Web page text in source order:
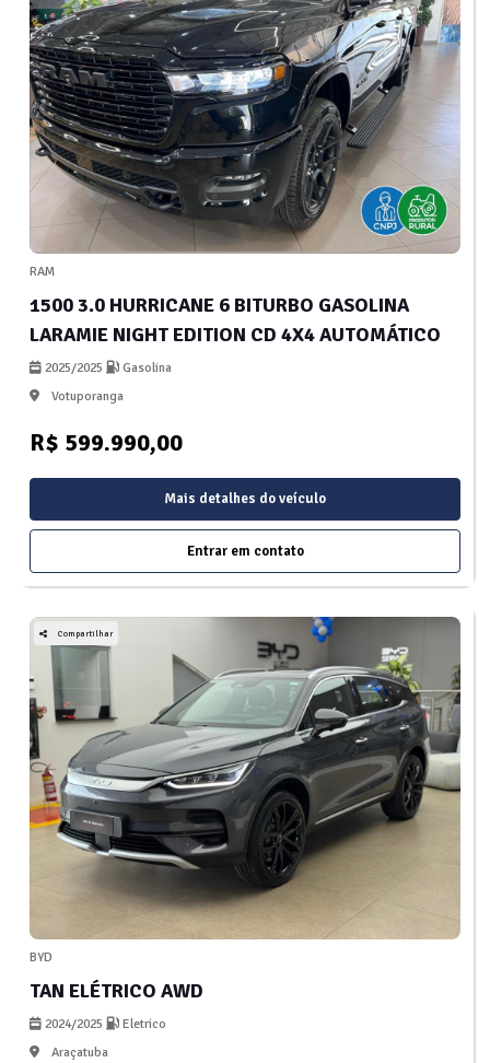
RAM
1500 3.0 HURRICANE 6 BITURBO GASOLINA
LARAMIE NIGHT EDITION CD 4X4 AUTOMÁTICO
2025/2025
Gasolina
Votuporanga
R$ 599.990,00
Mais detalhes do veículo
Entrar em contato
Compartilhar
BYD
TAN ELÉTRICO AWD
2024/2025
Eletrico
Araçatuba